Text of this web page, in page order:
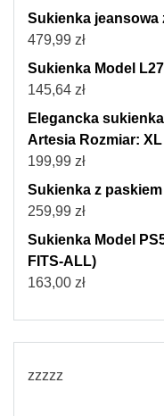
Sukienka
479,99 zł
Sukienka Model
145,64 zł
Elegancka
Artesia Rozmiar: XL
199,99 zł
Sukienka z
259,99 zł
Sukienka Model
FITS-ALL)
163,00 zł
zzzzz